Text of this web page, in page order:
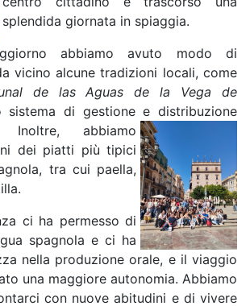
splendida giornata in spiaggia.
abbiamo avuto modo di
vicino alcune tradizioni locali, come
de las Aguas de la Vega de
sistema di gestione e distribuzione
abbiamo
dei piatti più tipici
tra cui paella,
ci ha permesso di
spagnola e ci ha
nella produzione orale, e il viaggio
una maggiore autonomia. Abbiamo
con nuove abitudini e di vivere